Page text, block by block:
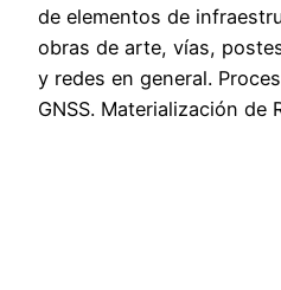
de elementos de
obras de arte, vías,
y redes en general.
GNSS. Materialización de